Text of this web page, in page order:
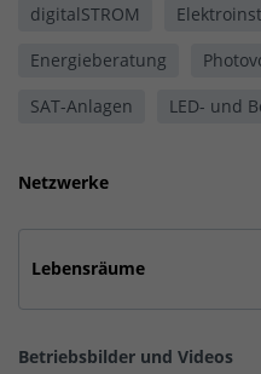
digitalSTROM
Energieberatung
SAT-Anlagen
LED- und
Netzwerke
Lebensräume
Betriebsbilder und Videos